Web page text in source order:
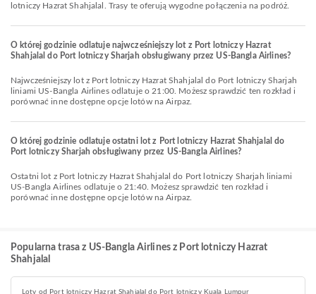
lotniczy Hazrat Shahjalal. Trasy te oferują wygodne połączenia na podróż.
O której godzinie odlatuje najwcześniejszy lot z Port lotniczy Hazrat
Shahjalal do Port lotniczy Sharjah obsługiwany przez US-Bangla Airlines?
Najwcześniejszy lot z Port lotniczy Hazrat Shahjalal do Port lotniczy Sharjah
liniami US-Bangla Airlines odlatuje o 21:00. Możesz sprawdzić ten rozkład i
porównać inne dostępne opcje lotów na Airpaz.
O której godzinie odlatuje ostatni lot z Port lotniczy Hazrat Shahjalal do
Port lotniczy Sharjah obsługiwany przez US-Bangla Airlines?
Ostatni lot z Port lotniczy Hazrat Shahjalal do Port lotniczy Sharjah liniami
US-Bangla Airlines odlatuje o 21:40. Możesz sprawdzić ten rozkład i
porównać inne dostępne opcje lotów na Airpaz.
Popularna trasa z US-Bangla Airlines z Port lotniczy Hazrat
Shahjalal
Loty od Port lotniczy Hazrat Shahjalal do Port lotniczy Kuala Lumpur